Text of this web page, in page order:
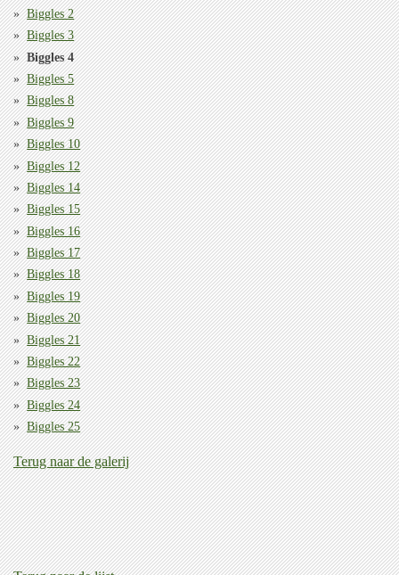
Biggles 2
Biggles 3
Biggles 4
Biggles 5
Biggles 8
Biggles 9
Biggles 10
Biggles 12
Biggles 14
Biggles 15
Biggles 16
Biggles 17
Biggles 18
Biggles 19
Biggles 20
Biggles 21
Biggles 22
Biggles 23
Biggles 24
Biggles 25
Terug naar de galerij